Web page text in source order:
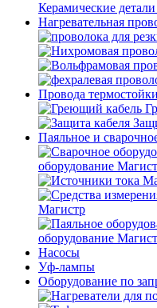
Керамические
Нагревательная
Провода
Паяльное и
оборудование
Магистр
оборудование
Насосы
Уф-лампы
Оборудование по